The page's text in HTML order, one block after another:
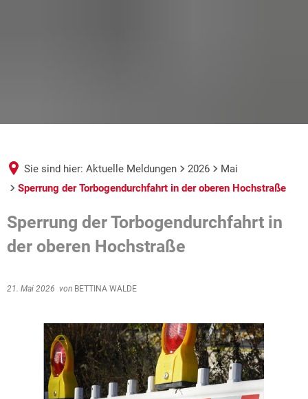
Sie sind hier: Aktuelle Meldungen 2026
Mai
Sperrung der Torbogendurchfahrt in der oberen Hochstraße
Sperrung der Torbogendurchfahrt in
der oberen Hochstraße
21. Mai 2026 von BETTINA WALDE